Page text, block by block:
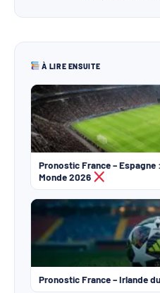
À LIRE ENSUITE
Pronostic France –
Monde 2026
Pronostic France – Irlande